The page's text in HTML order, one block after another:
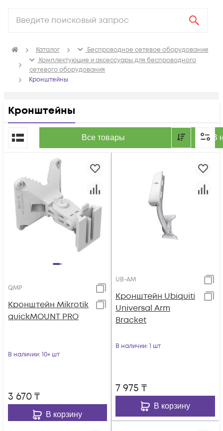
Каталог
Беспроводное сетевое оборудование
Комплектующие и аксессуары для беспроводного
сетевого оборудования
Кронштейны
Кронштейны
Все товары В
По популярности
QMP
Кронштейн Mikrotik
quickMOUNT PRO
В наличии: 10+ шт
3 670₸
В корзину
UB-AM
Кронштейн Ubiquiti
Universal Arm
Bracket
В наличии: 1 шт
7 975 ₸
В корзину